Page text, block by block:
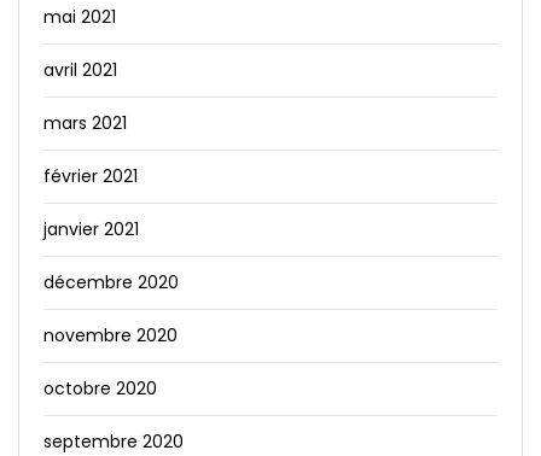
mai 2021
avril 2021
mars 2021
février 2021
janvier 2021
décembre 2020
novembre 2020
octobre 2020
septembre 2020